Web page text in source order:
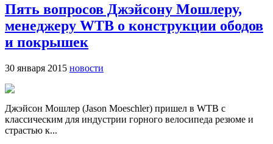
Пять вопросов Джэйcону Мошлеру,
менеджеру WTB о конструкции ободов
и покрышек
30 января 2015 новости
Джэйсон Мошлер (Jason Moeschler) пришел в WTB с
классическим для индустрии горного велосипеда резюме и
страстью к...